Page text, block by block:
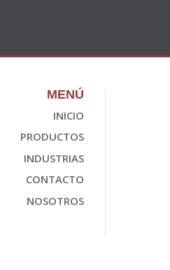
MENÚ
INICIO
PRODUCTOS
INDUSTRIAS
CONTACTO
NOSOTROS